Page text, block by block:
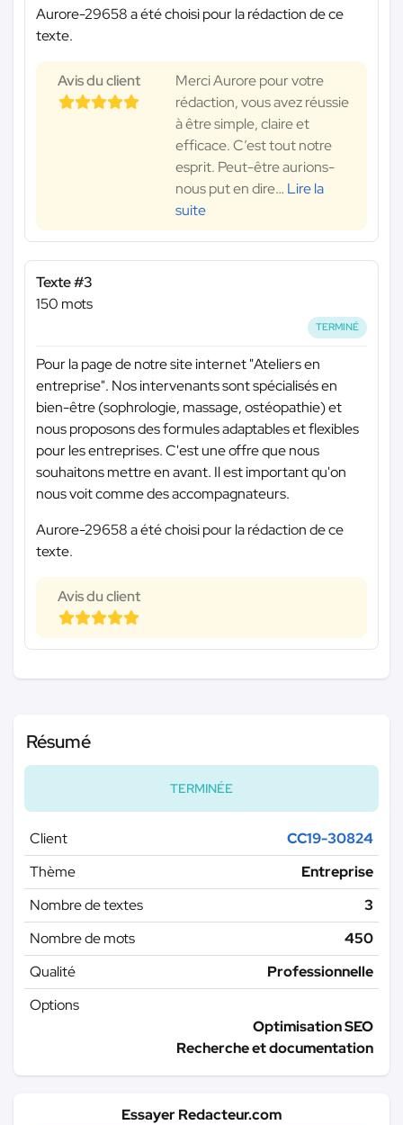
Aurore-29658 a été choisi pour la rédaction de ce
texte.
Avis du client
Merci Aurore pour votre
rédaction, vous avez réussie
à être simple, claire et
efficace. C’est tout notre
esprit. Peut-être aurions-
nous put en dire… Lire la
suite
Texte #3
150 mots
TERMINÉ
Pour la page de notre site internet "Ateliers en
entreprise". Nos intervenants sont spécialisés en
bien-être (sophrologie, massage, ostéopathie) et
nous proposons des formules adaptables et flexibles
pour les entreprises. C'est une offre que nous
souhaitons mettre en avant. Il est important qu'on
nous voit comme des accompagnateurs.
Aurore-29658 a été choisi pour la rédaction de ce
texte.
Avis du client
Résumé
TERMINÉE
Client
CC19-30824
Thème
Entreprise
Nombre de textes
3
Nombre de mots
450
Qualité
Professionnelle
Options
Optimisation SEO
Recherche et documentation
Essayer Redacteur.com